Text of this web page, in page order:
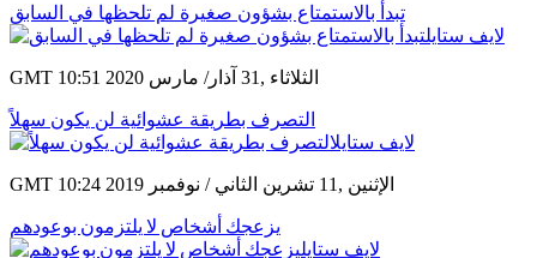
تبدأ بالاستمتاع بشؤون صغيرة لم تلحظها في السابق
GMT 10:51 2020 الثلاثاء ,31 آذار/ مارس
التصرف بطريقة عشوائية لن يكون سهلاً
GMT 10:24 2019 الإثنين ,11 تشرين الثاني / نوفمبر
يزعجك أشخاص لا يلتزمون بوعودهم